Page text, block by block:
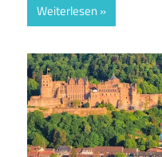
Weiterlesen